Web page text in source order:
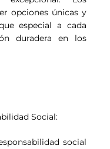
opciones únicas y
especial a cada
duradera en los
Social:
social